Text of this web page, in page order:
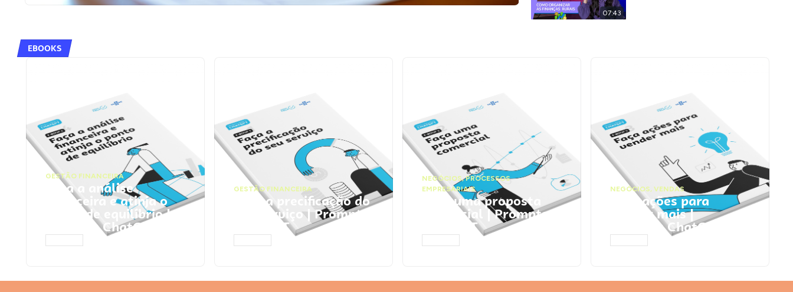
07:43
EBOOKS
GESTÃO FINANCEIRA
Faça a análise
financeira e atinja o
ponto de equilíbrio |
Prompts ChatGPT
GESTÃO FINANCEIRA
Faça a precificação do
seu serviço | Prompts
ChatGPT
NEGÓCIOS,PROCESSOS
EMPRESARIAIS
Faça uma proposta
comercial | Prompts
ChatGPT
NEGÓCIOS, VENDAS
Faça ações para
vender mais |
Prompts ChatGPT